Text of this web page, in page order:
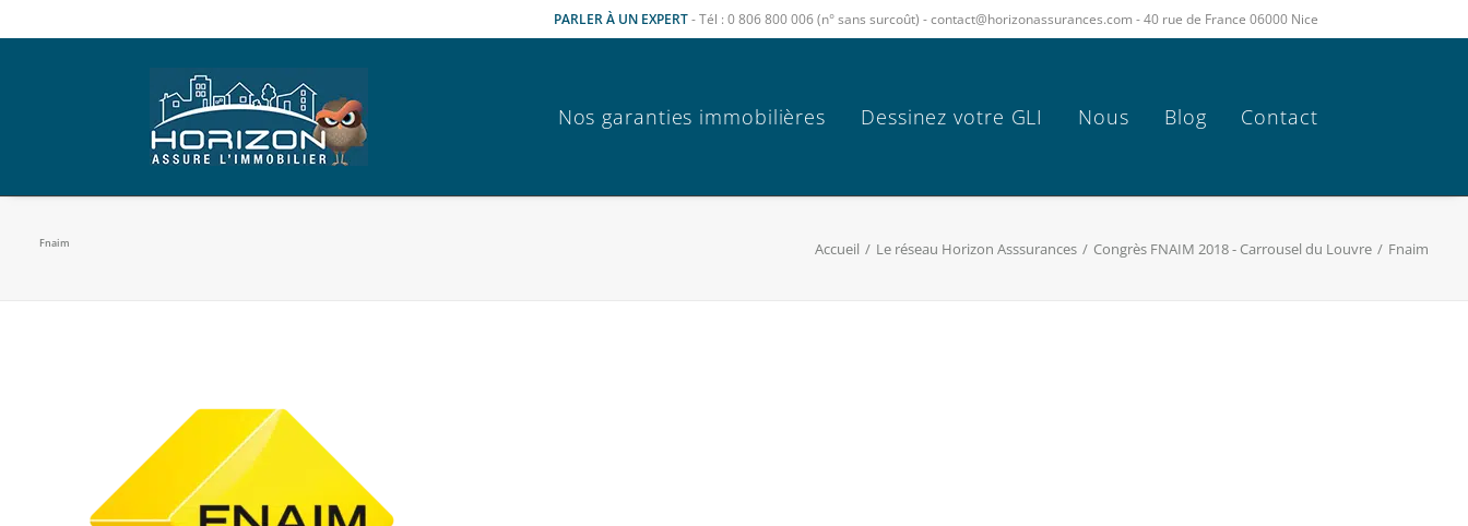
PARLER À UN EXPERT- Tél : 0 806 800 006 (n° sans surcoût) - contact@horizonassurances.com - 40 rue de France 06000 Nice
Nos garanties immobilières Dessinez votre GLI Nous Blog Contact
Fnaim Accueil Le réseau Horizon Asssurances Congrès FNAIM 2018 - Carrousel du Louvre Fnaim